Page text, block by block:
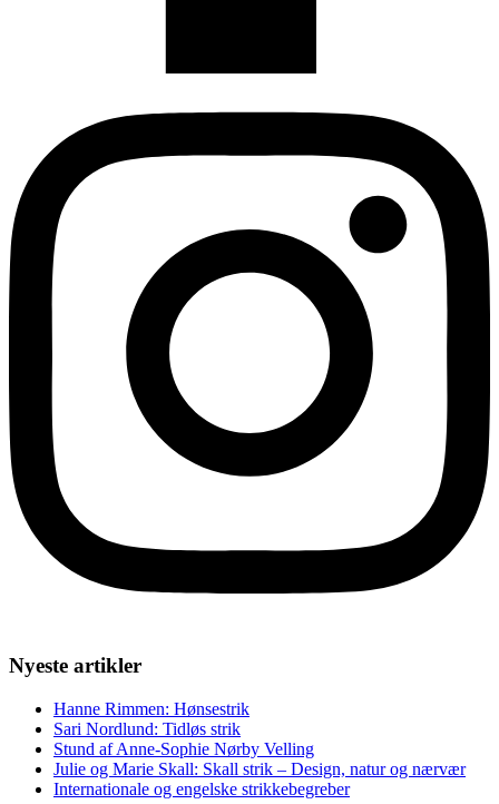
Nyeste artikler
Hanne Rimmen: Hønsestrik
Sari Nordlund: Tidløs strik
Stund af Anne-Sophie Nørby Velling
Julie og Marie Skall: Skall strik – Design, natur og nærvær
Internationale og engelske strikkebegreber